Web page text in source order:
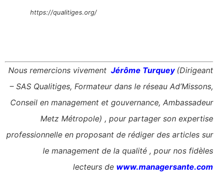
https://qualitiges.org/
Nous remercions vivement Jérôme Turquey (Dirigeant
– SAS Qualitiges, Formateur dans le réseau Ad’Missons,
Conseil en management et gouvernance, Ambassadeur
Metz Métropole) , pour partager son expertise
professionnelle en proposant de rédiger des articles sur
le management de la qualité , pour nos fidèles
lecteurs de www.managersante.com